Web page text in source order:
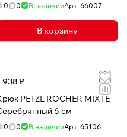
0 0 В наличииАрт. 66007
В корзину
938 ₽
PETZL ROCHER MIXTE
6 см
0 0 В наличииАрт. 65106